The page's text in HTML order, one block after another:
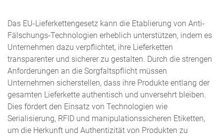
Das EU-Lieferkettengesetz kann die Etablierung von Anti-
Fälschungs-Technologien erheblich unterstützen, indem es
Unternehmen dazu verpflichtet, ihre Lieferketten
transparenter und sicherer zu gestalten. Durch die strengen
Anforderungen an die Sorgfaltspflicht müssen
Unternehmen sicherstellen, dass ihre Produkte entlang der
gesamten Lieferkette authentisch und unversehrt bleiben.
Dies fördert den Einsatz von Technologien wie
Serialisierung, RFID und manipulationssicheren Etiketten,
um die Herkunft und Authentizität von Produkten zu